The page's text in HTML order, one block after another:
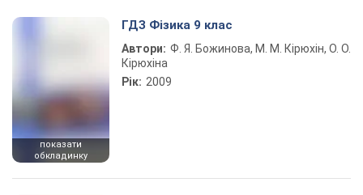
Play Video
показати
обкладинку
ГДЗ Фізика 9 клас
Автори: Ф. Я. Божинова, М. М. Кірюхін, О. О.
Кірюхіна
Рік: 2009